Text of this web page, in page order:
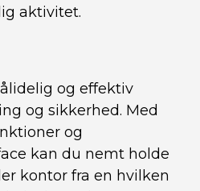
aktivitet.
og effektiv
og sikkerhed. Med
og
kan du nemt holde
kontor fra en hvilken